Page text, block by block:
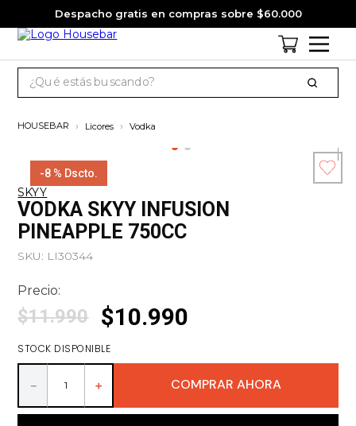
Despacho gratis en compras sobre $60.000
pack
3.
4.
jagermeister
5.
miniatura
7
whisky
9.
packs
10
vino
Licores Vodka
-8 % Dscto.
SKYY
VODKA SKYY INFUSION
PINEAPPLE 750CC
SKU: LI30344
Precio:
$11.990 $10.990
STOCK DISPONIBLE
＋
－ COMPRAR AHORA